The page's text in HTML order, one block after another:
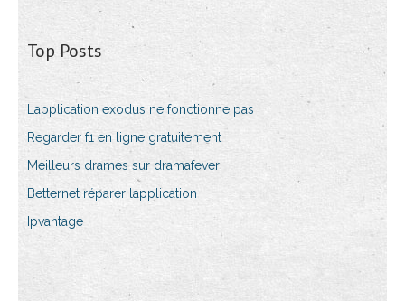
Top Posts
Lapplication exodus ne fonctionne pas
Regarder f1 en ligne gratuitement
Meilleurs drames sur dramafever
Betternet réparer lapplication
Ipvantage